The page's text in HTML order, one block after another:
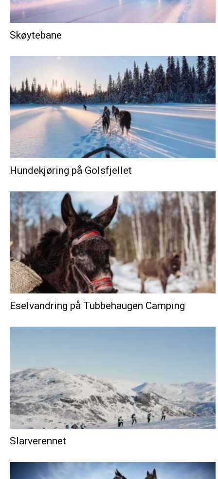
Skøytebane
Hundekjøring på Golsfjellet
Eselvandring på Tubbehaugen Camping
Slarverennet